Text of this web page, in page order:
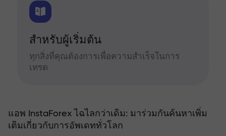
สำหรับผู้เริ่มต้น
ทุกสิ่งที่คุณต้องการเพื่อความสำเร็จในการ
เทรด
แอพ InstaForex ไฉไลกว่าเดิม: มาร่วมกันค้นหาเพิ่ม
เติมเกี่ยวกับการอัพเดททั่วโลก